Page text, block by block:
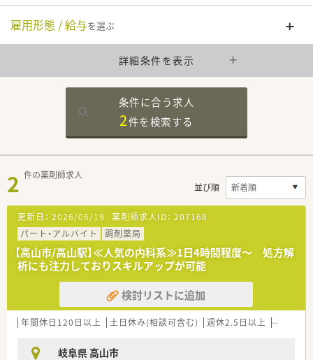
雇用形態 / 給与を選ぶ
詳細条件を表示
条件に合う求人
2件を検索する
2 件の薬剤師求人
並び順
更新日： 2026/06/19 薬剤師求人ID： 207168
パート・アルバイト
調剤薬局
【高山市/高山駅】≪人気の内科系≫1日4時間程度～ 処方解
析にも注力しておりスキルアップが可能
検討リストに追加
年間休日120日以上 土日休み(相談可含む) 週休2.5日以上 週32h以
岐阜県 高山市